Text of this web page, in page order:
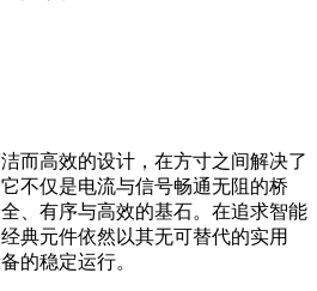
而高效的设计，在方寸之间解决了
不仅是电流与信号畅通无阻的桥
、有序与高效的基石。在追求智能
典元件依然以其无可替代的实用
的稳定运行。